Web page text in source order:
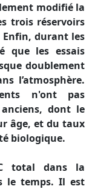
modifié la
trois réservoirs
Enfin, durant les
que les essais
doublement
l’atmosphère.
n'ont pas
dont le
âge, et du taux
biologique.
total dans la
le temps. Il est